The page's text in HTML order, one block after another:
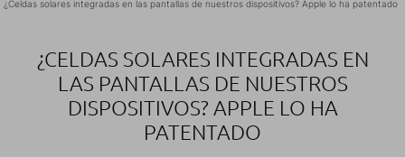
¿Celdas solares integradas en las pantallas de nuestros dispositivos? Apple lo ha patentado
¿CELDAS SOLARES INTEGRADAS EN
LAS PANTALLAS DE NUESTROS
DISPOSITIVOS? APPLE LO HA
PATENTADO